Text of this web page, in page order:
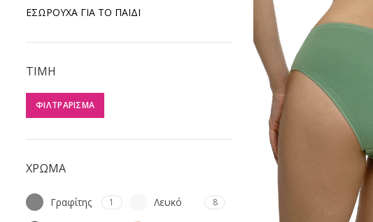
ΕΣΩΡΟΥΧΑ ΓΙΑ ΤΟ ΠΑΙΔΙ
ΤΙΜΗ
ΦΙΛΤΡΆΡΙΣΜΑ
ΧΡΩΜΑ
Γραφίτης 1 Λευκό 8